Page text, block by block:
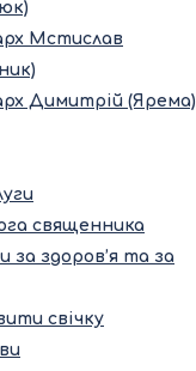
Мстислав
Димитрій (Ярема)
священника
за здоров’я та за
свічку